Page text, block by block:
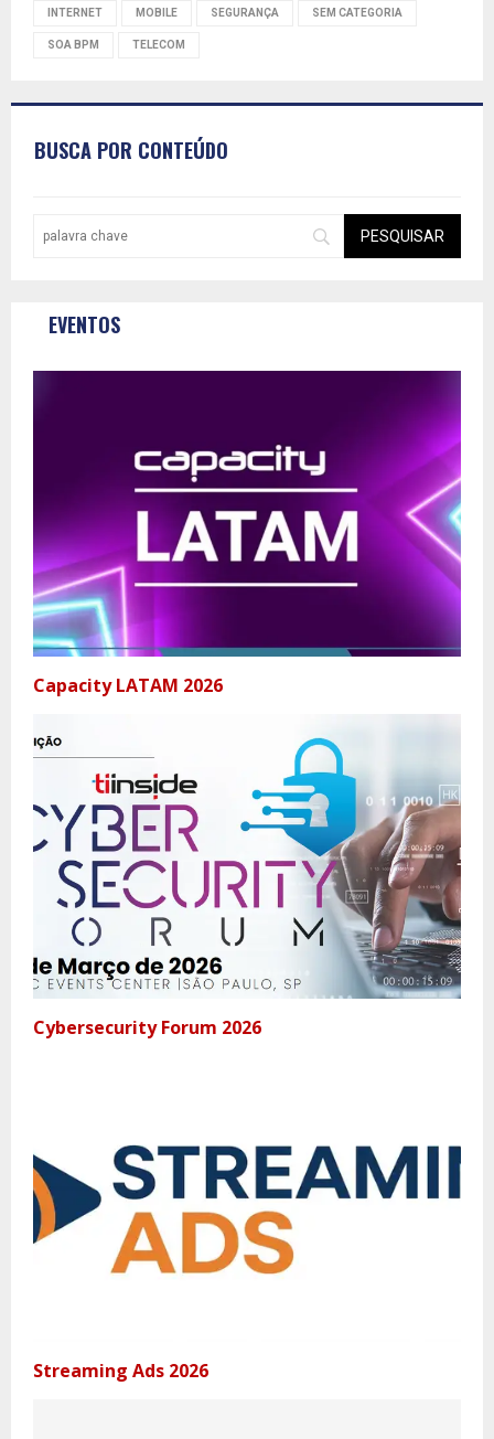
INTERNET MOBILE SEGURANÇA SEM CATEGORIA
SOA BPM TELECOM
BUSCA POR CONTEÚDO
EVENTOS
Capacity LATAM 2026
Cybersecurity Forum 2026
Streaming Ads 2026